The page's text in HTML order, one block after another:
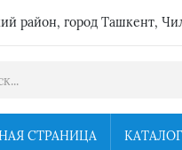
район, город Ташкент,
СТРАНИЦА КАТАЛОГ